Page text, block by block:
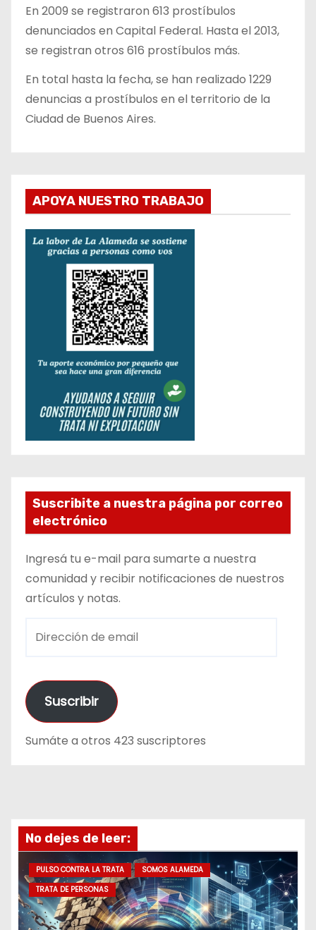
En 2009 se registraron 613 prostíbulos
denunciados en Capital Federal. Hasta el 2013,
se registran otros 616 prostíbulos más.
En total hasta la fecha, se han realizado 1229
denuncias a prostíbulos en el territorio de la
Ciudad de Buenos Aires.
APOYA NUESTRO TRABAJO
Suscribite a nuestra página por correo
electrónico
Ingresá tu e-mail para sumarte a nuestra
comunidad y recibir notificaciones de nuestros
artículos y notas.
e
c
i
e
e
m
a
i
Suscribir
Sumáte a otros 423 suscriptores
No dejes de leer:
PULSO CONTRA LA TRATA
SOMOS ALAMEDA
TRATA DE PERSONAS